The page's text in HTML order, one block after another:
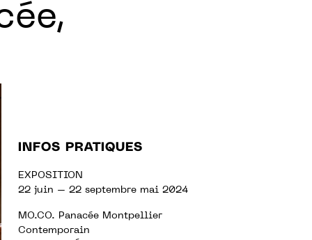
INFOS PRATIQUES
EXPOSITION
22 juin – 22 septembre mai 2024
MO.CO.
Panacée Montpellier
Contemporain